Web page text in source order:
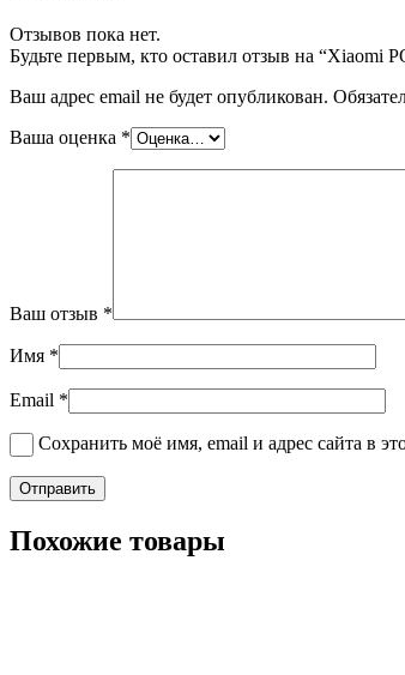
Отзывов пока нет.
Будьте первым, кто оставил отзыв на “Xiaomi
Ваш адрес email не будет опубликован.
Ваша оценка *
Ваш отзыв *
Имя *
Email *
Сохранить моё имя, email и адрес сайта в
Похожие товары